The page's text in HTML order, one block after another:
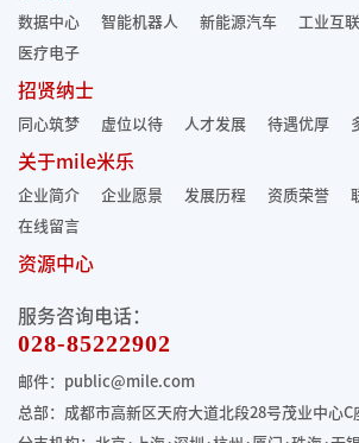
数据中心 智能机器人 新能源汽车 工业互
医疗电子
招贤纳士
同心筑梦 虚位以待 人才发展 待遇优厚
关于mile米乐
企业简介 企业愿景 发展历程 资质荣誉
在线留言
资源中心
服务咨询电话：
028-85222902
邮件：public@mile.com
总部：成都市高新区天府大道北段28号茂业中心C